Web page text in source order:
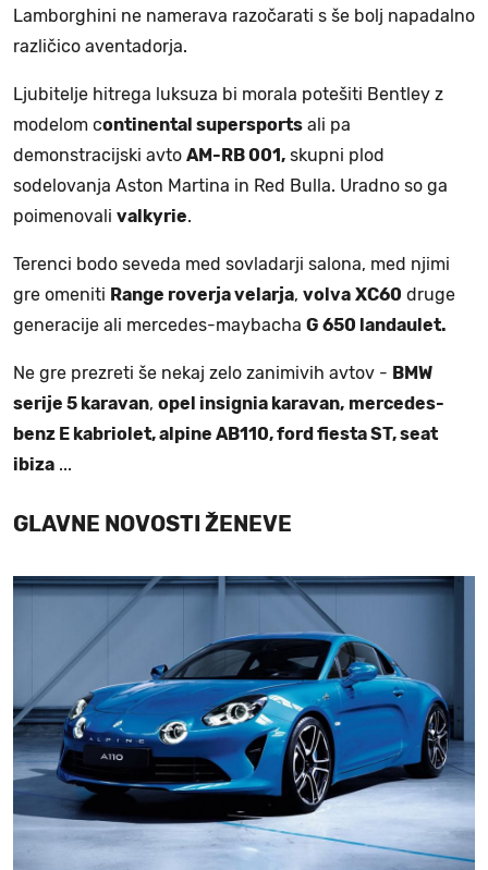
Lamborghini ne namerava razočarati s še bolj napadalno
različico aventadorja.
Ljubitelje hitrega luksuza bi morala potešiti Bentley z
modelom continental supersports ali pa
demonstracijski avto AM-RB 001, skupni plod
sodelovanja Aston Martina in Red Bulla. Uradno so ga
poimenovali valkyrie.
Terenci bodo seveda med sovladarji salona, med njimi
gre omeniti Range roverja velarja, volva XC60 druge
generacije ali mercedes-maybacha G 650 landaulet.
Ne gre prezreti še nekaj zelo zanimivih avtov - BMW
serije 5 karavan, opel insignia karavan, mercedes-
benz E kabriolet, alpine AB110, ford fiesta ST, seat
ibiza ...
GLAVNE NOVOSTI ŽENEVE